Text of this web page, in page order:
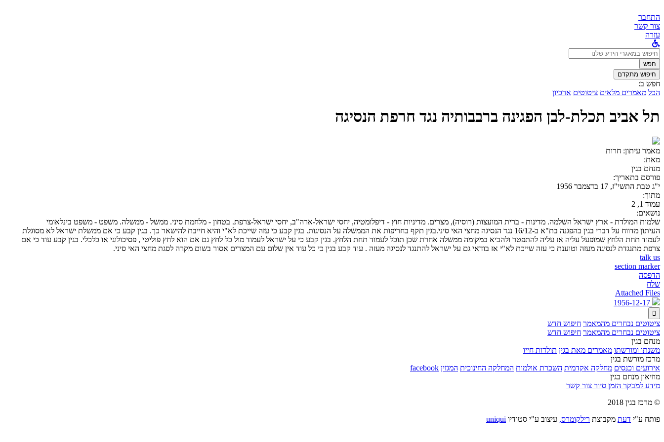
התחבר
צור קשר
עזרה
לחפש
ב:חפש
חיפוש מתקדם
חפש ב:
הכל מאמרים מלאים ציטוטים ארכיון
תל אביב תכלת-לבן הפגינה ברבבותיה נגד חרפת הנסיגה
מאמר עיתון: חרות
מאת:
מנחם בגין
פורסם בתאריך:
י"ג טבת התשי"ז, 17 בדצמבר 1956
מתוך:
עמוד 1, 2
נושאים:
שלמות המולדת - ארץ ישראל השלמה. מדינות - ברית המועצות (רוסיה), מצרים. מדיניות חוץ - דיפלומטיה, יחסי ישראל-ארה"ב, יחסי ישראל-צרפת. בטחון - מלחמת סיני. ממשל - ממשלה. משפט - משפט בינלאומי
העיתון מדווח על דברי בגין בהפגנה בת"א ב-16/12 נגד הנסיגה מחצי האי סיני.בגין תקף בחריפות את הממשלה על הנסיגות. בגין קבע כי עזה שייכת לא"י והיא חייבת להישאר כך. בגין קבע כי אם ממשלת ישראל לא מסוגלת
לעמוד תחת הלחץ שמופעל עליה אז עליה להתפטר ולהביא במקומה ממשלה אחרת שכן תוכל לעמוד תחת הלחץ. בגין קבע כי על ישראל לעמוד מול כל לחץ גם אם הוא לחץ פוליטי , פסיכולוגי או כלכלי. בגין קבע עוד כי אם
צרפת מתנגדת לנסיגה מעזה וטוענת כי עזה שייכת לא"י אז בודאי גם על ישראל להתנגד לנסיגה מעזה . עוד קבע בגין כי כל עוד אין שלום עם המצרים אסור בשום מקרה לסגת מחצי האי סיני.
talk us
section marker
הדפסה
שלח
Attached Files

ציטוטים נבחרים מהמאמר חיפוש חדש
ציטוטים נבחרים מהמאמר חיפוש חדש
מנחם בגין
משנתו ומורשתו מאמרים מאת בגין תולדות חייו
מרכז מורשת בגין
אירועים וכנסים מחלקה אקדמית השכרת אולמות המחלקה החינוכית המגזין facebook
מוזיאון מנחם בגין
מידע למבקר הזמן סיור צור קשר
© מרכז בגין 2018
פותח ע"י דעת מקבוצת רילקומרס, עיצוב ע"י סטודיו uniqui